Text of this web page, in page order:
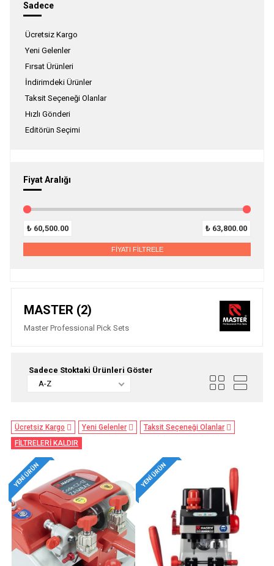
Sadece
Ücretsiz Kargo
Yeni Gelenler
Fırsat Ürünleri
İndirimdeki Ürünler
Taksit Seçeneği Olanlar
Hızlı Gönderi
Editörün Seçimi
Fiyat Aralığı
₺ 60,500.00 ₺ 63,800.00
FİYATI FİLTRELE
MASTER (2)
Master Professional Pick Sets
Sadece Stoktaki Ürünleri Göster
A-Z
Ücretsiz Kargo Yeni Gelenler
Taksit Seçeneği Olanlar
FİLTRELERİ KALDIR
YENI ÜRÜN YENI ÜRÜN